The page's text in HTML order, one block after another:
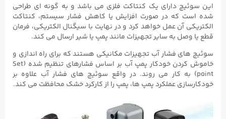
این سوئیچ دارای یک کنتاکت فلزی می باشد و به گونه ای طراحی
شده است که در صورت افزایش یا کاهش فشار سیستم، کنتاکت
الکتریکی آن عمل خواهد کرد و در نهایت با سیگنال الکتریکی، فرمان
قطع یا وصل به سایر تجهیزات مانند پمپ یا شیر ارسال می کند.
سوئیچ های فشار آب تجهیزات مکانیکی هستند که برای راه اندازی و
خاموش کردن خودکار پمپ آب بر اساس فشارهای تنظیم شده (Set
point) به کار می روند. در واقع سوئیچ های فشار آب علاوه بر
خودکارسازی عملکرد پمپ ها، پمپ را از کارکرد خشک محافظت می کند.